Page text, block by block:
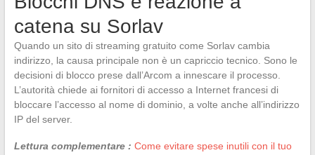
catena su Sorlav
Quando un sito di streaming gratuito come Sorlav cambia
indirizzo, la causa principale non è un capriccio tecnico. Sono le
decisioni di blocco prese dall’Arcom a innescare il processo.
L’autorità chiede ai fornitori di accesso a Internet francesi di
bloccare l’accesso al nome di dominio, a volte anche all’indirizzo
IP del server.
Lettura complementare : Come evitare spese inutili con il tuo